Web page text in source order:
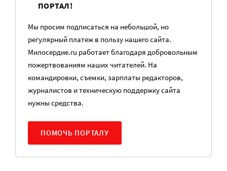
ПОРТАЛ!
Мы просим подписаться на небольшой, но
регулярный платеж в пользу нашего сайта.
Милосердие.ru работает благодаря добровольным
пожертвованиям наших читателей. На
командировки, съемки, зарплаты редакторов,
журналистов и техническую поддержку сайта
нужны средства.
ПОМОЧЬ ПОРТАЛУ